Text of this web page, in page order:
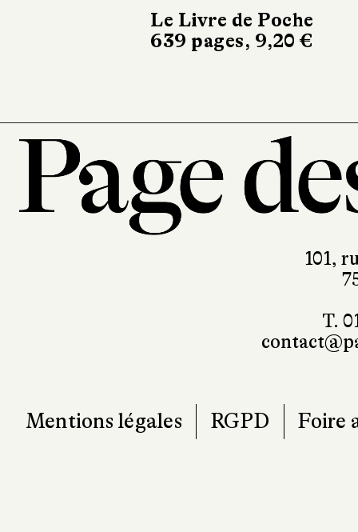
Le Livre de Poche
639 pages, 9,20 €
101,
T.
Mentions légales RGPD Foire